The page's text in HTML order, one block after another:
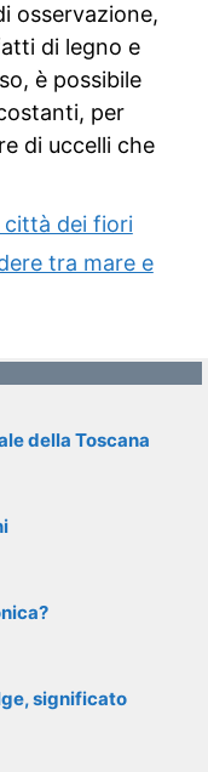
osservazione,
di legno e
è possibile
per
di uccelli che
città dei fiori
tra mare e
della Toscana
significato